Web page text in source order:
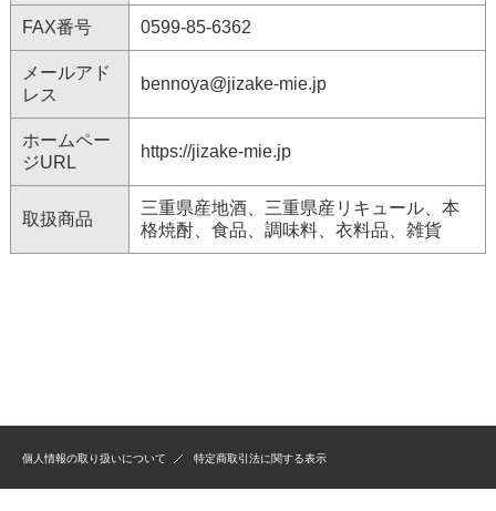
FAX番号 0599-85-6362
メールアド
レス
bennoya@jizake-mie.jp
ホームペー
ジURL
https://jizake-mie.jp
取扱商品
三重県産地酒、三重県産リキュール、本
格焼酎、食品、調味料、衣料品、雑貨
個人情報の取り扱いについて 特定商取引法に関する表示